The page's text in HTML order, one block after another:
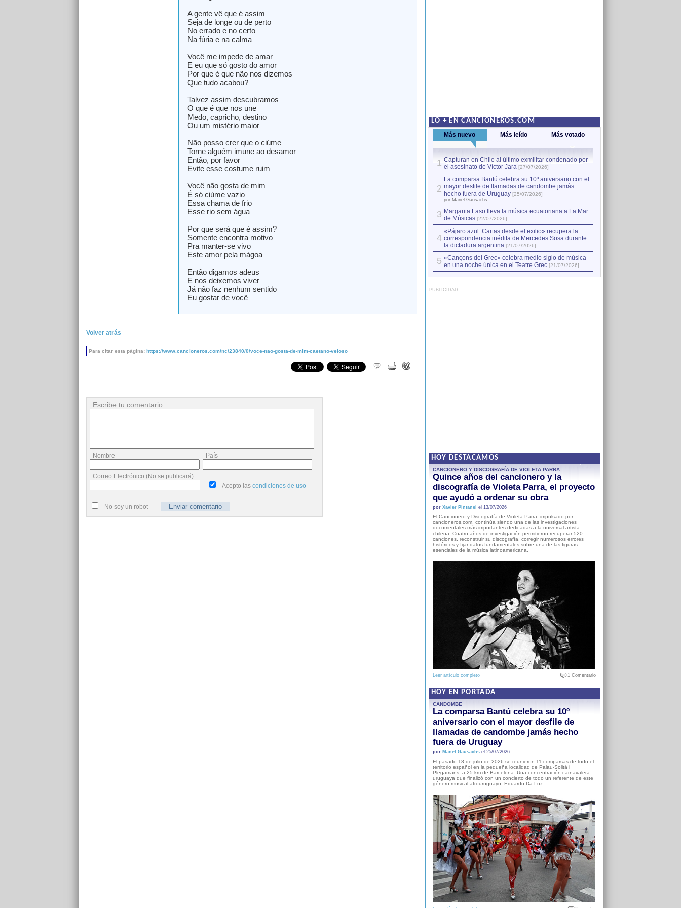
A gente vê que é assim
Seja de longe ou de perto
No errado e no certo
Na fúria e na calma
Você me impede de amar
E eu que só gosto do amor
Por que é que não nos dizemos
Que tudo acabou?
Talvez assim descubramos
O que é que nos une
Medo, capricho, destino
Ou um mistério maior
Não posso crer que o ciúme
Torne alguém imune ao desamor
Então, por favor
Evite esse costume ruim
Você não gosta de mim
É só ciúme vazio
Essa chama de frio
Esse rio sem água
Por que será que é assim?
Somente encontra motivo
Pra manter-se vivo
Este amor pela mágoa
Então digamos adeus
E nos deixemos viver
Já não faz nenhum sentido
Eu gostar de você
Volver atrás
Para citar esta página: https://www.cancioneros.com/nc/23840/0/voce-nao-gosta-de-mim-caetano-veloso
Escribe tu comentario
Nombre País
Correo Electrónico (No se publicará)
Acepto las condiciones de uso
No soy un robot
LO + EN CANCIONEROS.COM
Más nuevo Más leído Más votado
1 Capturan en Chile al último exmilitar condenado por
el asesinato de Víctor Jara [27/07/2026]
2
La comparsa Bantú celebra su 10º aniversario con el
mayor desfile de llamadas de candombe jamás
hecho fuera de Uruguay [25/07/2026]
por Manel Gausachs
3 Margarita Laso lleva la música ecuatoriana a La Mar
de Músicas [22/07/2026]
4
«Pájaro azul. Cartas desde el exilio» recupera la
correspondencia inédita de Mercedes Sosa durante
la dictadura argentina [21/07/2026]
5 «Cançons del Grec» celebra medio siglo de música
en una noche única en el Teatre Grec [21/07/2026]
PUBLICIDAD
HOY DESTACAMOS
CANCIONERO Y DISCOGRAFÍA DE VIOLETA PARRA
Quince años del cancionero y la
discografía de Violeta Parra, el proyecto
que ayudó a ordenar su obra
por Xavier Pintanel el 13/07/2026
El Cancionero y Discografía de Violeta Parra, impulsado por
cancioneros.com, continúa siendo una de las investigaciones
documentales más importantes dedicadas a la universal artista
chilena. Cuatro años de investigación permitieron recuperar 520
canciones, reconstruir su discografía, corregir numerosos errores
históricos y fijar datos fundamentales sobre una de las figuras
esenciales de la música latinoamericana.
Leer artículo completo 1 Comentario
HOY EN PORTADA
CANDOMBE
La comparsa Bantú celebra su 10º
aniversario con el mayor desfile de
llamadas de candombe jamás hecho
fuera de Uruguay
por Manel Gausachsel 25/07/2026
El pasado 18 de julio de 2026 se reunieron 11 comparsas de todo el
territorio español en la pequeña localidad de Palau-Solità i
Plegamans, a 25 km de Barcelona. Una concentración carnavalera
uruguaya que finalizó con un concierto de todo un referente de este
género musical afrouruguayo, Eduardo Da Luz.